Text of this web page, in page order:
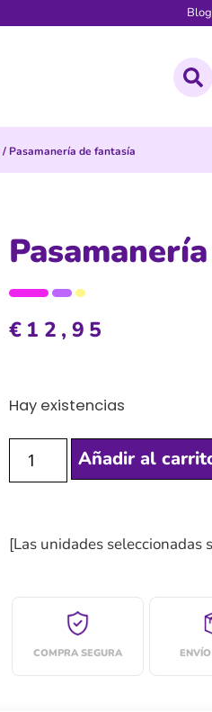
Blog
/ Pasamanería de fantasía
€ 12,95
Hay existencias
Añadir al
[Las unidades seleccionadas
COMPRA SEGURA